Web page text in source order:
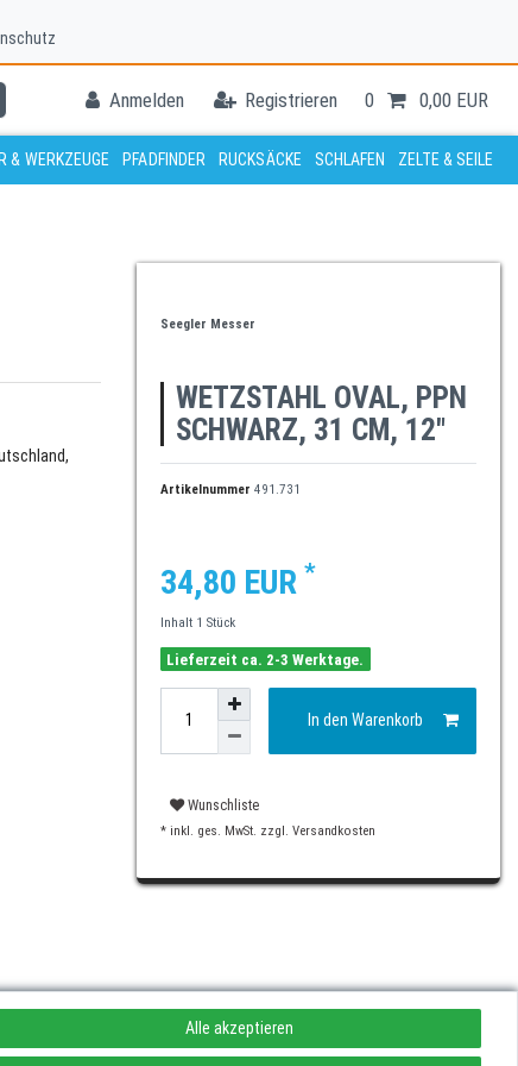
Anmelden Registrieren 0 0,00 EUR
& WERKZEUGE PFADFINDER RUCKSÄCKE SCHLAFEN ZELTE & SEILE
Seegler Messer
WETZSTAHL OVAL, PPN
SCHWARZ, 31 CM, 12"
Artikelnummer 491.731
34,80 EUR *
Inhalt 1 Stück
Lieferzeit ca. 2-3 Werktage.
In den Warenkorb
Wunschliste
* inkl. ges. MwSt. zzgl. Versandkosten
Alle akzeptieren